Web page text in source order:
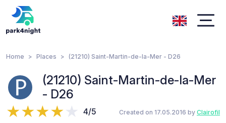
Home Places (21210) Saint-Martin-de-la-Mer - D26
(21210) Saint-Martin-de-la-Mer
- D26
4/5 Created on 17.05.2016 by Clairofil